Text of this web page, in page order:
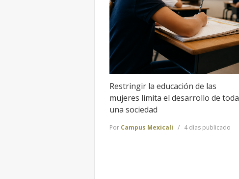
Restringir la educación de las
mujeres limita el desarrollo de toda
una sociedad
Por Campus Mexicali 4 días publicado